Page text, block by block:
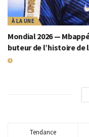
À LA UNE
Mondial 2026 —
buteur de l’histoire de
Tendance